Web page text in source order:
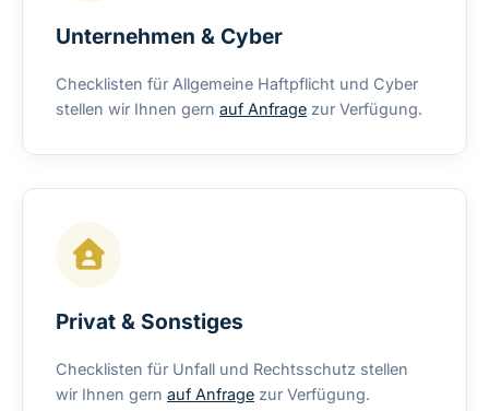
Unternehmen & Cyber
Checklisten für Allgemeine Haftpflicht und Cyber
stellen wir Ihnen gern auf Anfrage zur Verfügung.
Privat & Sonstiges
Checklisten für Unfall und Rechtsschutz stellen
wir Ihnen gern auf Anfrage zur Verfügung.